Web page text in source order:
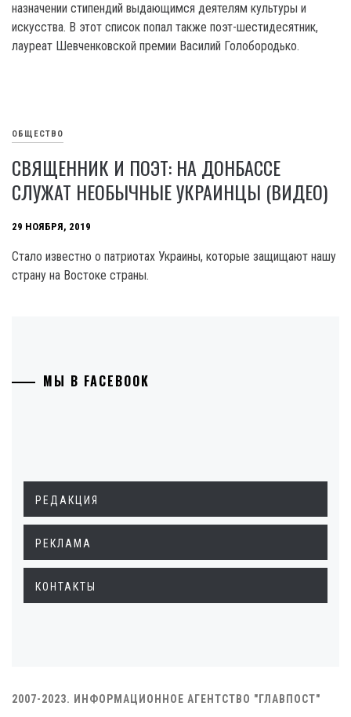
назначении стипендий выдающимся деятелям культуры и
искусства. В этот список попал также поэт-шестидесятник,
лауреат Шевченковской премии Василий Голобородько.
ОБЩЕСТВО
СВЯЩЕННИК И ПОЭТ: НА ДОНБАССЕ
СЛУЖАТ НЕОБЫЧНЫЕ УКРАИНЦЫ (ВИДЕО)
29 НОЯБРЯ, 2019
Стало известно о патриотах Украины, которые защищают нашу
страну на Востоке страны.
МЫ В FACEBOOK
РЕДАКЦИЯ
РЕКЛАМА
КОНТАКТЫ
2007-2023. ИНФОРМАЦИОННОЕ АГЕНТСТВО "ГЛАВПОСТ"